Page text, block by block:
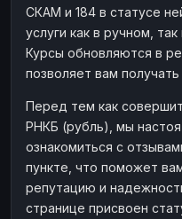
Наличные
Наличные
Наличные
СКАМ и 184 в статусе
услуги как в ручном,
Курсы обновляются в
позволяет вам
Перед тем как
РНКБ (рубль), мы
ознакомиться с
пункте, что поможет
репутацию и
странице присвоен